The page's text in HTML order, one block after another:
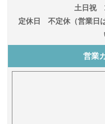
土日祝
定休日 不定休（営業日
営業